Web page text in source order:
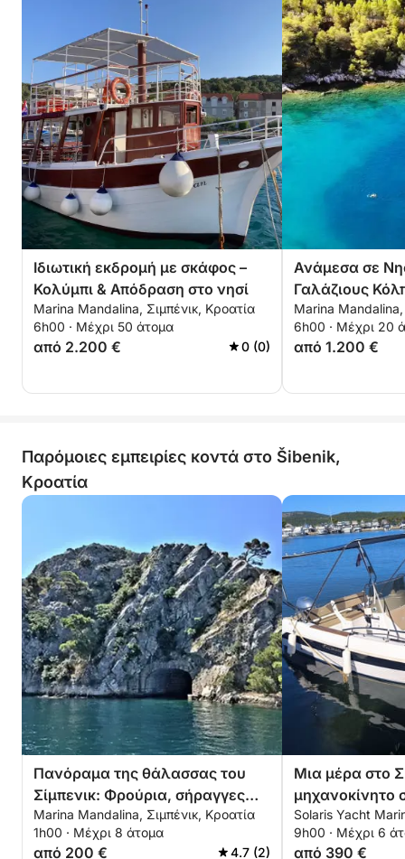
Ιδιωτική εκδρομή με σκάφος –
Κολύμπι & Απόδραση στο νησί
Marina Mandalina, Σιμπένικ, Κροατία
6h00 · Μέχρι 50 άτομα
από 2.200 € 0 (0)
Ανάμεσα σε
Γαλάζιους
Marina Mandalina,
6h00 · Μέχρι 20
από 1.200 €
Παρόμοιες εμπειρίες κοντά στο Šibenik,
Κροατία
Πανόραμα της θάλασσας του
Σίμπενικ: Φρούρια, σήραγγες
και θρύλοι
Marina Mandalina, Σιμπένικ, Κροατία
1h00 · Μέχρι 8 άτομα
από 200 € 4.7 (2)
Μια μέρα στο
μηχανοκίνητο
Solaris Yacht
9h00 · Μέχρι 6
από 390 €